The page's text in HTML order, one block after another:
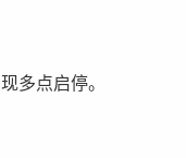
多点启停。